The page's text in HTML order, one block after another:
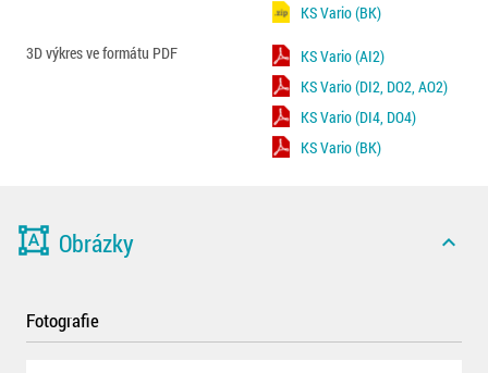
KS Vario (BK)
3D výkres ve formátu PDF
KS Vario (AI2)
KS Vario (DI2, DO2, AO2)
KS Vario (DI4, DO4)
KS Vario (BK)
format_shapes Obrázky expand_less
Fotografie